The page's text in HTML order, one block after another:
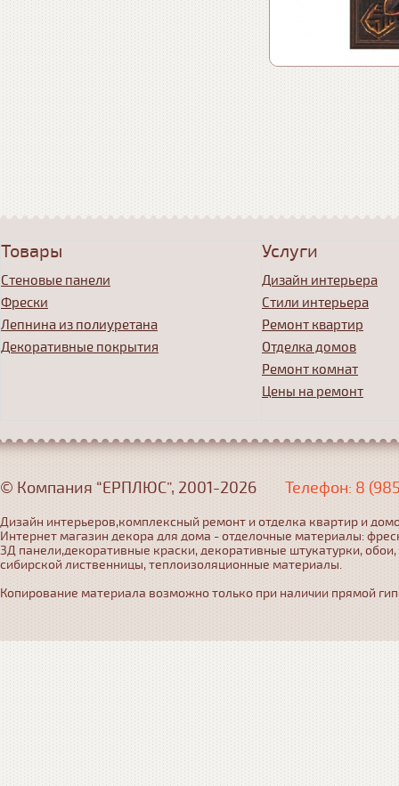
Товары
Стеновые панели
Фрески
Лепнина из полиуретана
Декоративные покрытия
Услуги
Дизайн интерьера
Стили интерьера
Ремонт квартир
Отделка домов
Ремонт комнат
Цены на ремонт
© Компания “ЕРПЛЮС”, 2001-2026 Телефон: 8
Дизайн интерьеров,комплексный ремонт и отделка квартир и
Интернет магазин декора для дома - отделочные материалы:
3Д панели,декоративные краски, декоративные штукатурки,
сибирской лиственницы, теплоизоляционные материалы.
Копирование материала возможно только при наличии прямой